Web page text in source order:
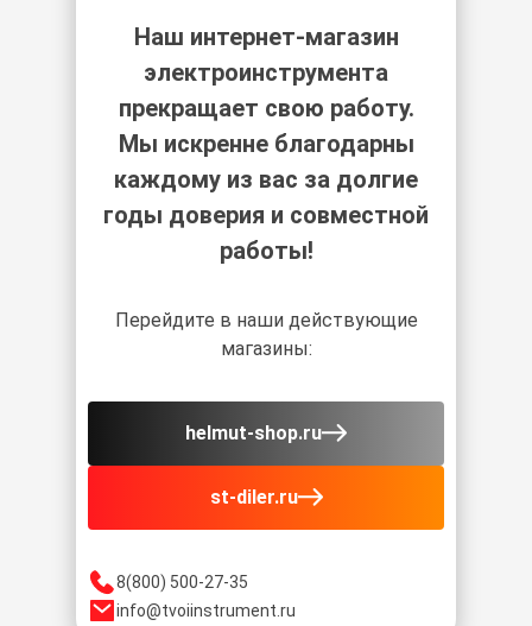
8(800) 500-27-35
info@tvoiinstrument.ru
Наш интернет-магазин
электроинструмента
прекращает свою работу.
Мы искренне благодарны
каждому из вас за долгие
годы доверия и совместной
работы!
Перейдите в наши действующие
магазины:
helmut-shop.ru
st-diler.ru